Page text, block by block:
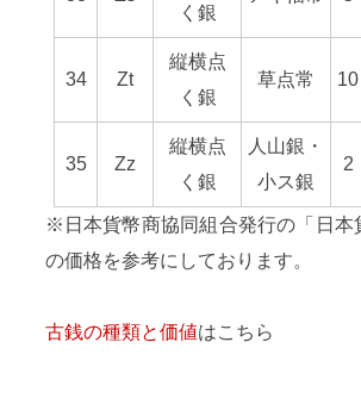
く銀
34 Zt
縦横点
く銀
草点常 10
35 Zz
縦横点
く銀
人山銀・
小ス銀
2
※日本貨幣商協同組合発行の「日本
の価格を参考にしております。
古銭の種類と価値はこちら